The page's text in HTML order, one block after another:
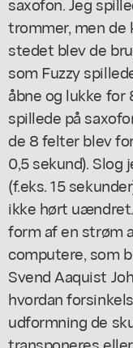
trommer, men de
stedet blev de
som Fuzzy
åbne og lukke for
spillede på
de 8 felter blev
0,5 sekund).
(f.eks. 15
ikke hørt
form af en strøm
computere, som
Svend Aaquist
hvordan
udformning de
transponeres